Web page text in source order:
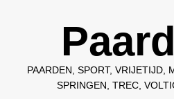
PAARDEN, SPORT, VRIJETIJD,
SPRINGEN, TREC,